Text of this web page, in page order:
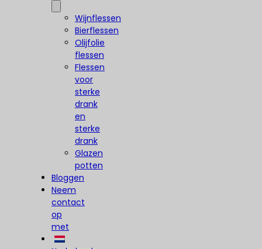
Wijnflessen
Bierflessen
Olijfolie
flessen
Flessen
voor
sterke
drank
en
sterke
drank
Glazen
potten
Bloggen
Neem
contact
op
met